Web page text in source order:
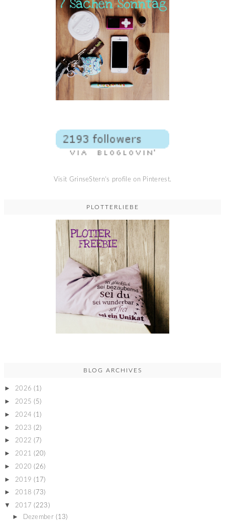
Visit GrinseStern's profile on Pinterest.
PLOTTERLIEBE
BLOG ARCHIVES
► 2026 (1)
► 2025 (5)
► 2024 (1)
► 2023 (2)
► 2022 (7)
► 2021 (20)
► 2020 (26)
► 2019 (17)
► 2018 (73)
▼ 2017 (223)
► Dezember (13)